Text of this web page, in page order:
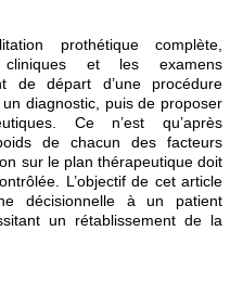
prothétique complète,
cliniques et les examens
de départ d’une procédure
diagnostic, puis de proposer
Ce n’est qu’après
de chacun des facteurs
sur le plan thérapeutique doit
L’objectif de cet article
décisionnelle à un patient
un rétablissement de la